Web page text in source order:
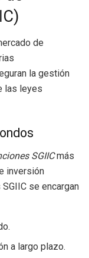
de
la gestión
las leyes
SGIICmás
inversión
se encargan
a largo plazo.